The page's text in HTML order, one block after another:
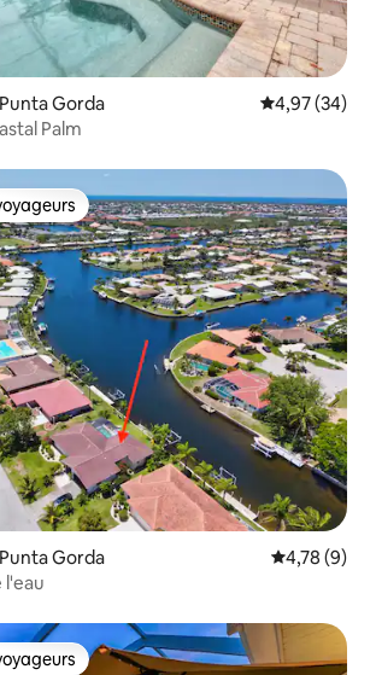
Gorda Évaluation
4,97 (34)
Palm
Gorda Évaluation
4,78 (9)
l'eau